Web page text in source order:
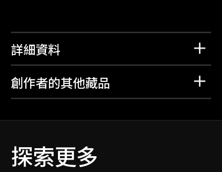
詳細資料
創作者的其他藏品
探索更多